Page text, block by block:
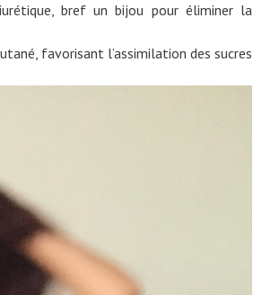
bref un bijou pour éliminer la
favorisant l’assimilation des sucres